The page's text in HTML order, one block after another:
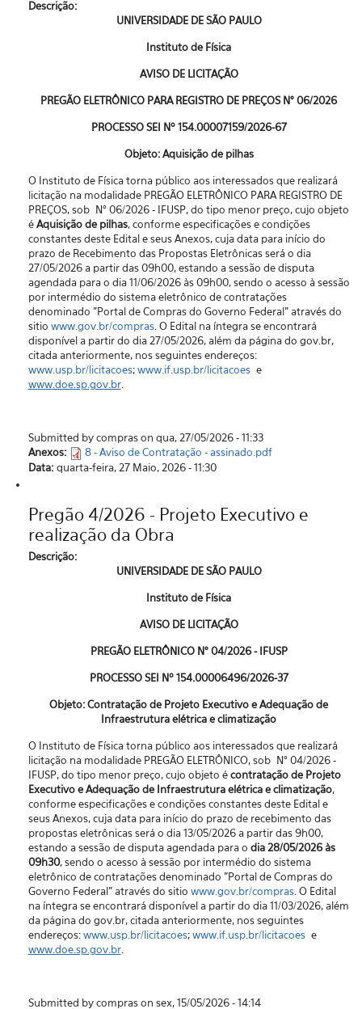
Descrição:
UNIVERSIDADE DE SÃO PAULO
Instituto de Física
AVISO DE LICITAÇÃO
PREGÃO ELETRÔNICO PARA REGISTRO DE PREÇOS N° 06/2026
PROCESSO SEI Nº154.00007159/2026-67
Objeto: Aquisição de pilhas
O Instituto de Física torna público aos interessados que realizará
licitação na modalidade PREGÃO ELETRÔNICO PARA REGISTRO DE
PREÇOS, sob N° 06/2026 - IFUSP, do tipo menor preço, cujo objeto
éAquisição de pilhas, conforme especificações e condições
constantes deste Edital e seus Anexos, cuja data para início do
prazo de Recebimento das Propostas Eletrônicas será o dia
27/05/2026 a partir das 09h00, estando a sessão de disputa
agendada para o dia 11/06/2026 às 09h00, sendo o acesso à sessão
por intermédio do sistema eletrônico de contratações
denominado "Portal de Compras do Governo Federal” através do
sitio www.gov.br/compras. O Edital na íntegra se encontrará
disponível a partir do dia 27/05/2026, além da página do gov.br,
citada anteriormente, nos seguintes endereços:
www.usp.br/licitacoes;www.if.usp.br/licitacoese
www.doe.sp.gov.br.
Submitted by compras on qua, 27/05/2026 - 11:33
Anexos:
8 - Aviso de Contratação - assinado.pdf
Data: quarta-feira, 27 Maio, 2026 - 11:30
Pregão 4/2026 - Projeto Executivo e
realização da Obra
Descrição:
UNIVERSIDADE DE SÃO PAULO
Instituto de Física
AVISO DE LICITAÇÃO
PREGÃO ELETRÔNICO N° 04/2026 - IFUSP
PROCESSO SEI Nº 154.00006496/2026-37
Objeto: Contratação de Projeto Executivo e Adequação de
Infraestrutura elétrica e climatização
O Instituto de Física torna público aos interessados que realizará
licitação na modalidade PREGÃO ELETRÔNICO, sob N° 04/2026 -
IFUSP, do tipo menor preço, cujo objeto écontratação de Projeto
Executivo e Adequação de Infraestrutura elétrica e climatização,
conforme especificações e condições constantes deste Edital e
seus Anexos, cuja data para início do prazo de recebimento das
propostas eletrônicas será o dia 13/05/2026 a partir das 9h00,
estando a sessão de disputa agendada para o dia 28/05/2026 às
09h30, sendo o acesso à sessão por intermédio do sistema
eletrônico de contratações denominado "Portal de Compras do
Governo Federal” através do sitio www.gov.br/compras. O Edital
na íntegra se encontrará disponível a partir do dia 11/03/2026, além
da página do gov.br, citada anteriormente, nos seguintes
endereços:www.usp.br/licitacoes;www.if.usp.br/licitacoese
www.doe.sp.gov.br.
Submitted by compras on sex, 15/05/2026 - 14:14